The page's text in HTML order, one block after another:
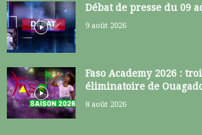
Débat de presse du 09
9 août 2026
Faso Academy 2026 :
éliminatoire de
8 août 2026